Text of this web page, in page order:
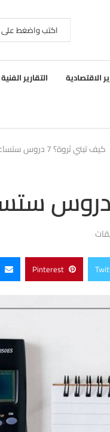
الاقتصادية التقارير الفنية
كيف تبني ثروة؟ 7 دروس ستساعدك في تكوينها
Pinterest